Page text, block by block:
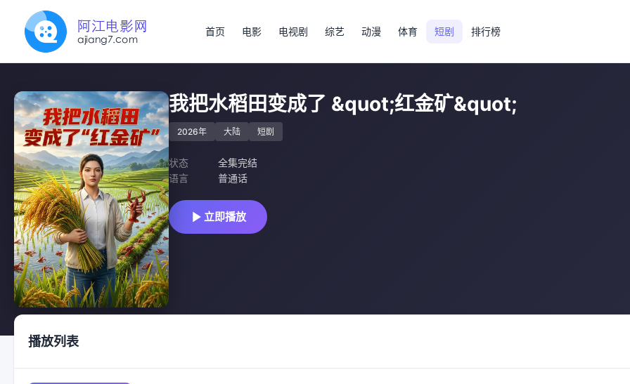
首页 电影 电视剧 综艺 动漫 体育 短剧 排行榜
我把水稻田变成了 &quot;红金矿&quot;
2026年 大陆 短剧
状态
全集完结
语言
普通话
立即播放
播放列表